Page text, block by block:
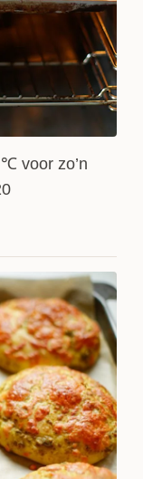
voor zo’n